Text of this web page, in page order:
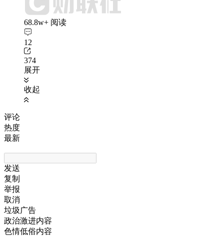
68.8w+ 阅读
12
374
展开
收起
评论
热度
最新
发送
复制
举报
取消
垃圾广告
政治激进内容
色情低俗内容